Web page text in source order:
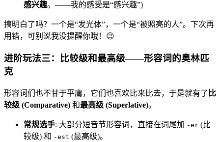
感兴趣。——我的感受是“感兴趣”)
搞明白了吗？一个是“发光体”，一个是“被照亮的人”。下次再
用错，可别说我没提醒你哦！😉
进阶玩法三：比较级和最高级——形容词的奥林匹
克
形容词们也不甘于平庸，它们也喜欢比来比去，于是就有了 比
较级 (Comparative) 和最高级 (Superlative)。
常规选手: 大部分短音节形容词，直接在词尾加 -er (比
较级) 和 -est (最高级)。